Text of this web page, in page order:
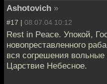
Ashotovich »
#17 | 08.07.04 10:12
Rest in Peace. Упокой,
новопреставленного
вся согрешения
Царствие Небесное.